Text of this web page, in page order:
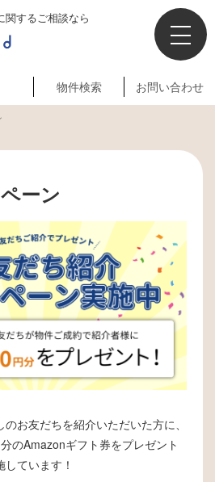
関するご相談なら
物件検索 お問い合わせ
ーン
お友だちを紹介いただいた方に、
のAmazonギフト券をプレゼント
ています！